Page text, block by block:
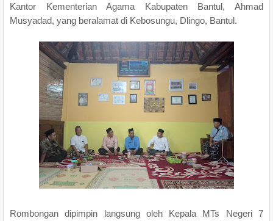
Kantor Kementerian Agama Kabupaten Bantul, Ahmad
Musyadad, yang beralamat di Kebosungu, Dlingo, Bantul.
Rombongan dipimpin langsung oleh Kepala MTs Negeri 7